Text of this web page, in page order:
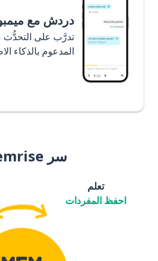
دردش مع
تدرَّب على التحدُّث
المدعوم بالذكاء
سر Memrise
تعلم
احفظ المفردات